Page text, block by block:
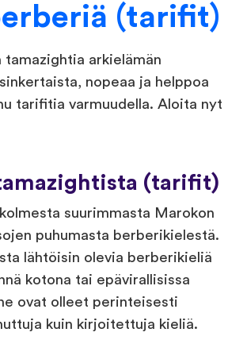
(tarifit)
tamazightia arkielämän
nopeaa ja helppoa
tarifitia varmuudella. Aloita nyt
(tarifit)
suurimmasta Marokon
puhumasta berberikielestä.
lähtöisin olevia berberikieliä
kotona tai epävirallisissa
ovat olleet perinteisesti
kuin kirjoitettuja kieliä.